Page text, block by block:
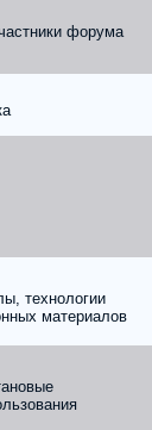
форума
технологии
материалов